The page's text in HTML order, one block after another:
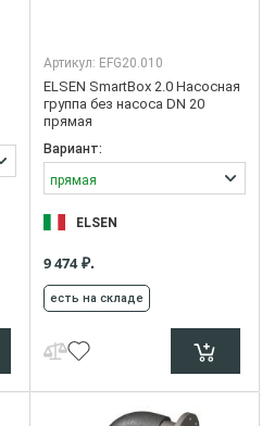
Артикул: EFG20.010
ELSEN SmartBox 2.0 Насосная
группа без насоса DN 20
прямая
Вариант:
прямая
ELSEN
9 474₽.
есть на складе